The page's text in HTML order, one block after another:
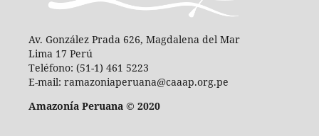
Av. González Prada 626, Magdalena del Mar
Lima 17 Perú
Teléfono: (51-1) 461 5223
E-mail: ramazoniaperuana@caaap.org.pe
Amazonía Peruana © 2020